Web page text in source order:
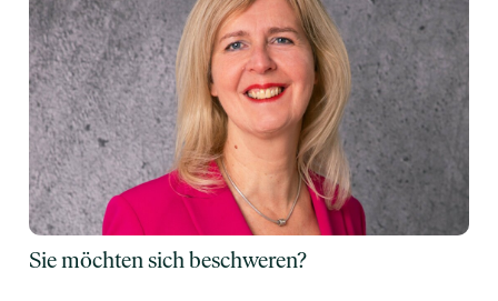
Sie möchten sich beschweren?